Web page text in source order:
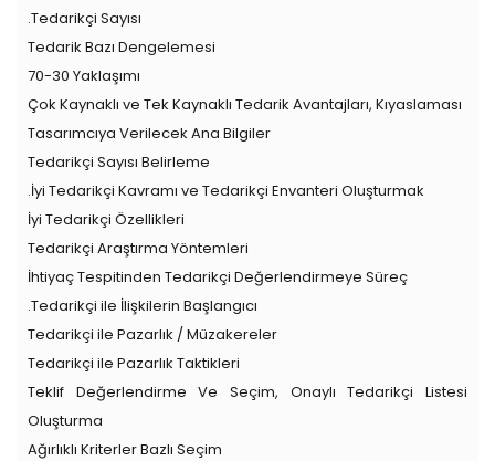
.Tedarikçi Sayısı
Tedarik Bazı Dengelemesi
70-30 Yaklaşımı
Çok Kaynaklı ve Tek Kaynaklı Tedarik Avantajları, Kıyaslaması
Tasarımcıya Verilecek Ana Bilgiler
Tedarikçi Sayısı Belirleme
.İyi Tedarikçi Kavramı ve Tedarikçi Envanteri Oluşturmak
İyi Tedarikçi Özellikleri
Tedarikçi Araştırma Yöntemleri
İhtiyaç Tespitinden Tedarikçi Değerlendirmeye Süreç
.Tedarikçi ile İlişkilerin Başlangıcı
Tedarikçi ile Pazarlık / Müzakereler
Tedarikçi ile Pazarlık Taktikleri
Teklif Değerlendirme Ve Seçim, Onaylı Tedarikçi Listesi
Oluşturma
Ağırlıklı Kriterler Bazlı Seçim